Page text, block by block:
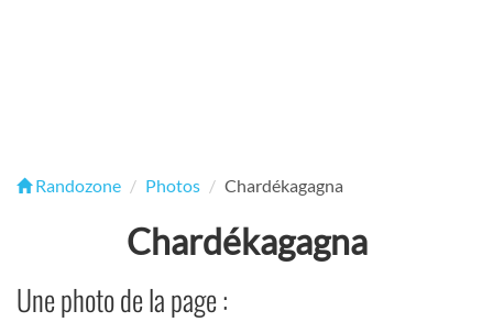
Randozone Photos Chardékagagna
Chardékagagna
Une photo de la page :